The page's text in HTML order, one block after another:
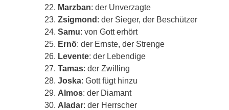
Marzban: der Unverzagte
Zsigmond: der Sieger, der Beschützer
Samu: von Gott erhört
Ernö: der Ernste, der Strenge
Levente: der Lebendige
Tamas: der Zwilling
Joska: Gott fügt hinzu
Almos: der Diamant
Aladar: der Herrscher